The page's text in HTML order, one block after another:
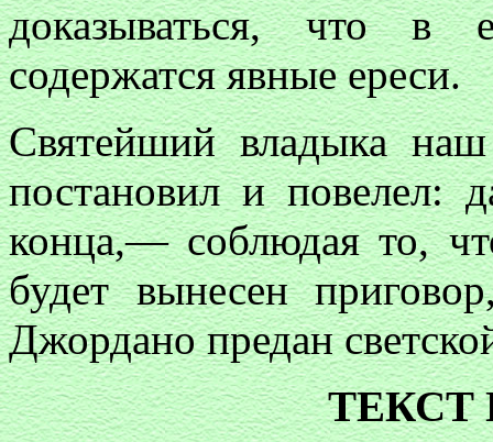
доказываться, что в
содержатся явные ереси.
Святейший владыка
постановил и повелел:
конца,— соблюдая то,
будет вынесен
Джордано предан
ТЕКСТ